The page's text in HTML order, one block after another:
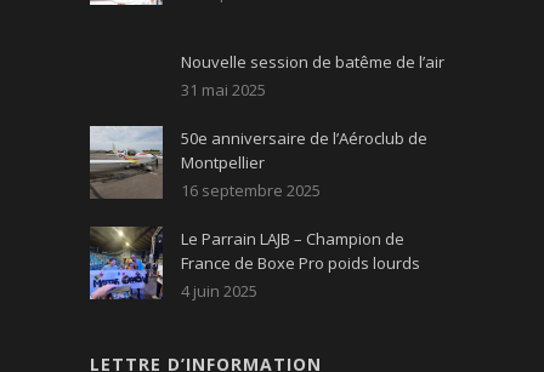
Nouvelle session de batême de l’air
31 mai 2025
50e anniversaire de l’Aéroclub de
Montpellier
16 septembre 2025
Le Parrain LAJB – Champion de
France de Boxe Pro poids lourds
4 juin 2025
LETTRE D’INFORMATION